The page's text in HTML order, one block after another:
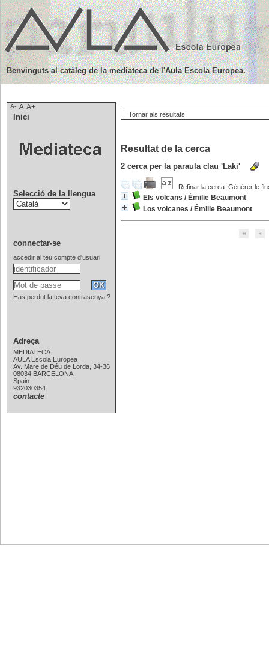
Tornar als resultats
Resultat de la cerca
2 cerca per la paraula clau 'Laki'
Refinar la cerca Générer le
Els volcans / Émilie Beaumont
Los volcanes / Émilie Beaumont
Benvinguts al catàleg de la mediateca de l'Aula Escola Europea.
A- A A+
Inici
Selecció de la llengua
connectar-se
accedir al teu compte d'usuari
Has perdut la teva contrasenya ?
Adreça
MEDIATECA
AULA Escola Europea
Av. Mare de Déu de Lorda, 34-36
08034 BARCELONA
Spain
932030354
contacte